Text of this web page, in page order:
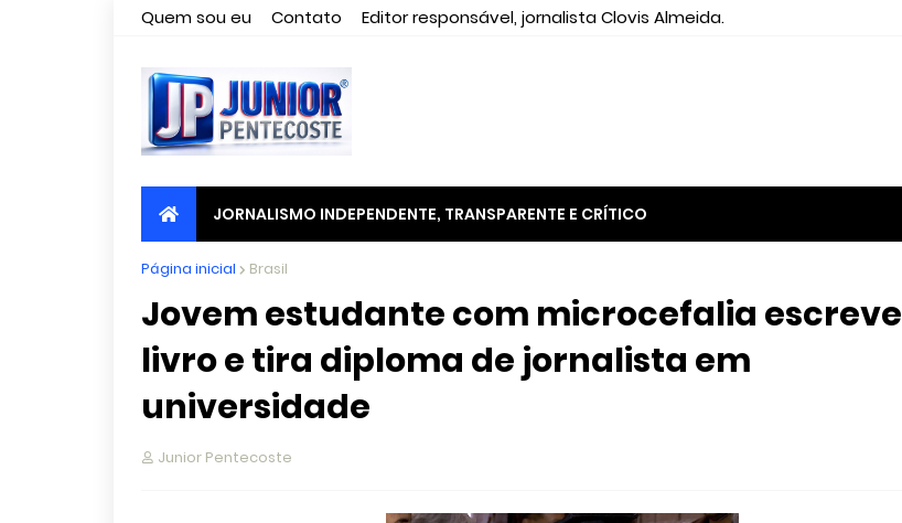
Quem sou eu Contato Editor responsável, jornalista Clovis Almeida.
JORNALISMO INDEPENDENTE, TRANSPARENTE E CRÍTICO
Página inicial Brasil
Jovem estudante com microcefalia escreve
livro e tira diploma de jornalista em
universidade
Junior Pentecoste